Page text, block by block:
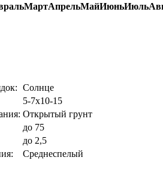
МартАпрельМайИюньИюль
Солнце
5-7x10-15
Открытый грунт
до 75
до 2,5
Среднеспелый